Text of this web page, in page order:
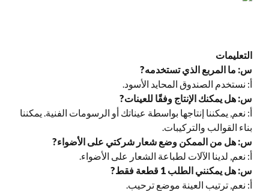
التعليمات
س: ما المربع الذي تستخدمه?
أ: نستخدم الصندوق المحايد الأسود.
س: هل يمكنك الإنتاج وفقًا للعينات?
أ: نعم, يمكننا إنتاجها بواسطة عيناتك أو الرسومات الفنية. يمكننا
بناء القوالب والتركيبات.
س: هل من الممكن وضع شعار شركتي على الأضواء?
أ: نعم, لدينا الآلات لطباعة الشعار على الأضواء.
س: هل يمكنني الطلب 1 قطعة فقط?
أ: نعم, ترتيب العينة موضع ترحيب.